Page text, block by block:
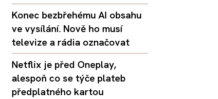
Konec bezbřehému AI obsahu
ve vysílání. Nově ho musí
televize a rádia označovat
Netflix je před Oneplay,
alespoň co se týče plateb
předplatného kartou